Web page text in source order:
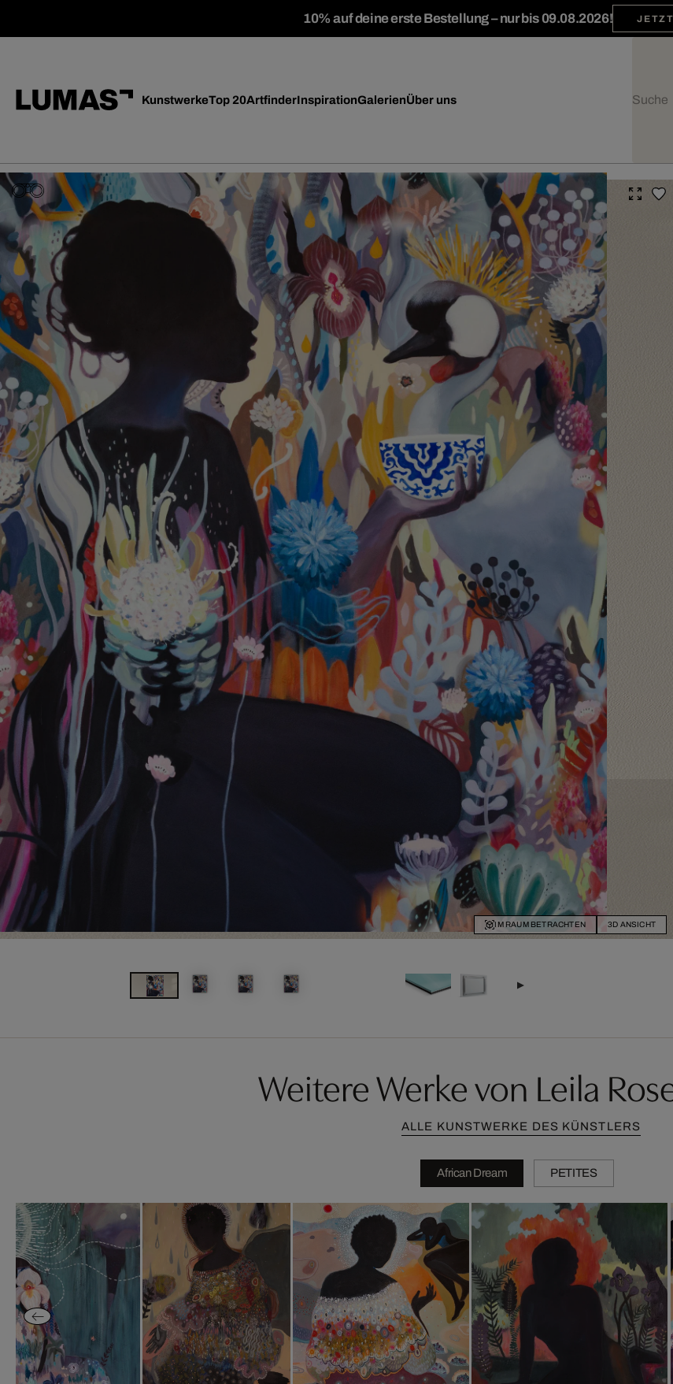
10% auf deine erste Bestellung – nur bis 09.08.2026!
KunstwerkeTop 20ArtfinderInspirationGalerienÜber uns
IM RAUM BETRACHTEN 3D ANSICHT
Weitere Werke von Leila
ALLE KUNSTWERKE DES KÜNSTLERS
African Dream PETITES